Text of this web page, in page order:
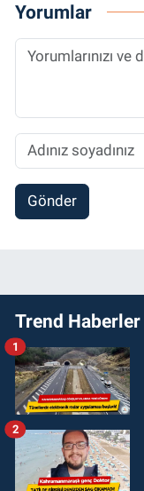
Yorumlar
Gönder
Trend Haberler
1
2